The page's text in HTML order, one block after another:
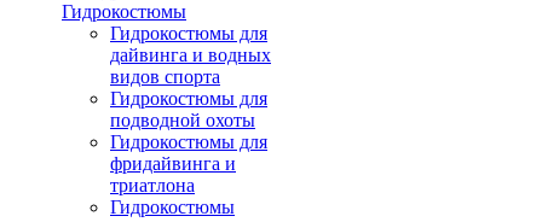
Гидрокостюмы
Гидрокостюмы для
дайвинга и водных
видов спорта
Гидрокостюмы для
подводной охоты
Гидрокостюмы для
фридайвинга и
триатлона
Гидрокостюмы